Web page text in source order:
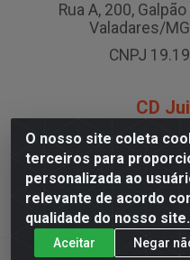
O nosso site coleta
terceiros para
personalizada ao
relevante de acordo
qualidade do nosso site.
Aceitar Negar
Rua A, 200,
Valadares/
CNPJ
CD
Rodovia BR-040 , Nº 0,
- São
CNPJ